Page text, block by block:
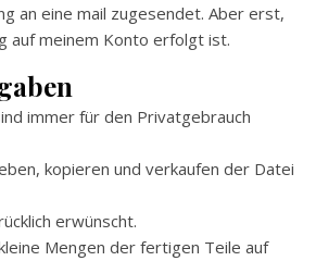
an eine mail zugesendet. Aber erst,
auf meinem Konto erfolgt ist.
immer für den Privatgebrauch
kopieren und verkaufen der Datei
erwünscht.
Mengen der fertigen Teile auf